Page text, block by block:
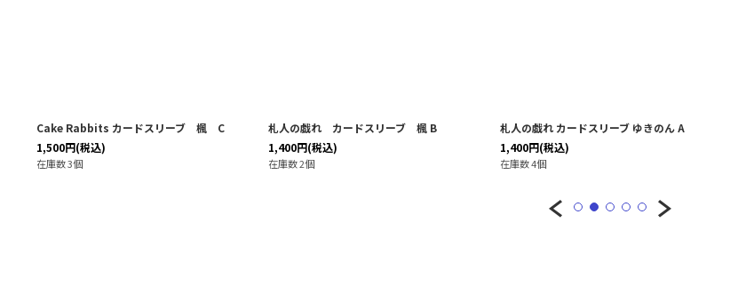
Cake Rabbits カードスリーブ 楓 C
1,500円(税込)
在庫数 3個
札人の戯れ カードスリーブ 楓 B
1,400円(税込)
在庫数 2個
札人の戯れ カードスリーブ ゆきのん A
1,400円(税込)
在庫数 4個